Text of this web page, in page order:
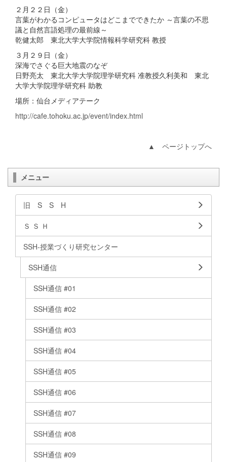
２月２２日（金）
言葉がわかるコンピュータはどこまでできたか ～言葉の不思
議と自然言語処理の最前線～
乾健太郎 東北大学大学院情報科学研究科 教授
３月２９日（金）
深海でさぐる巨大地震のなぞ
日野亮太 東北大学大学院理学研究科 准教授久利美和 東北
大学大学院理学研究科 助教
場所：仙台メディアテーク
http://cafe.tohoku.ac.jp/event/index.html
▲ ページトップへ
メニュー
旧 S S H
Ｓ Ｓ Ｈ
SSH-授業づくり研究センター
SSH通信
SSH通信 #01
SSH通信 #02
SSH通信 #03
SSH通信 #04
SSH通信 #05
SSH通信 #06
SSH通信 #07
SSH通信 #08
SSH通信 #09